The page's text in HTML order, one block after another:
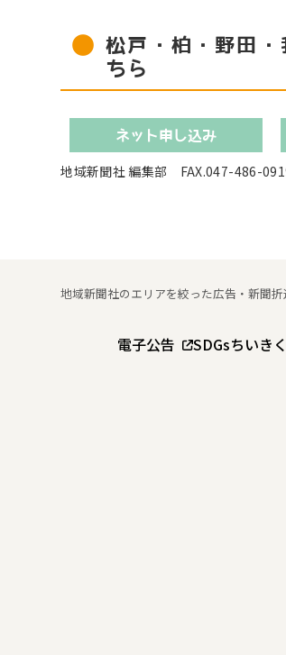
松戸・柏・野田
ちら
ネット申し込み
地域新聞社 編集部 FAX.047-486-
地域新聞社のエリアを絞った広告・新聞折
電子公告 SDGsちいき